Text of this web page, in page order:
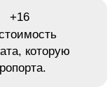
+16
которую